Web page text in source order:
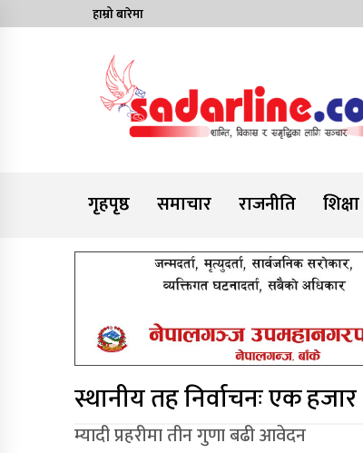
to
हाम्रो बारेमा
गृहपृष्ठ
समाचार राजनीति शिक्षा
स्थानीय तह निर्वाचनः एक
म्यादी प्रहरीमा तीन गुणा बढी आवेदन